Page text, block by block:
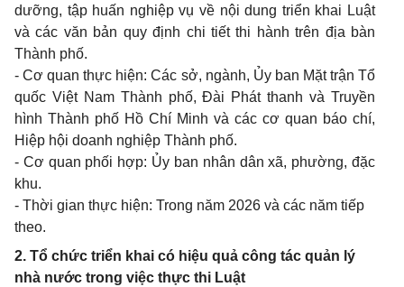
dưỡng, tập huấn nghiệp vụ về nội dung triển khai Luật
và các văn bản quy định chi tiết thi hành trên địa bàn
Thành phố.
- Cơ quan thực hiện: Các sở, ngành, Ủy ban Mặt trận Tổ
quốc Việt Nam Thành phố, Đài Phát thanh và Truyền
hình Thành phố Hồ Chí Minh và các cơ quan báo chí,
Hiệp hội doanh nghiệp Thành phố.
- Cơ quan phối hợp: Ủy ban nhân dân xã, phường, đặc
khu.
- Thời gian thực hiện: Trong năm 2026 và các năm tiếp
theo.
2. Tổ chức triển khai có hiệu quả công tác quản lý
nhà nước trong việc thực thi Luật